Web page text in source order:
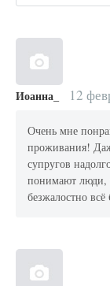
Иоанна_ 12
Очень мне
проживания!
супругов
понимают люди,
безжалостно всё